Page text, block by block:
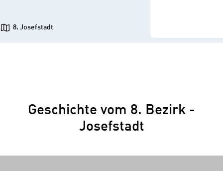
8. Josefstadt
Geschichte vom 8. Bezirk -
Josefstadt